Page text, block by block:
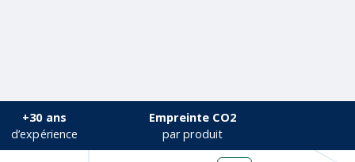
+30 ans
d’expérience
Empreinte CO2
par produit